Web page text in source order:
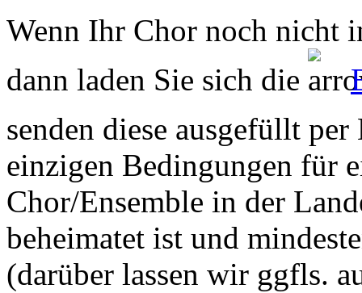
Wenn Ihr Chor noch nicht
dann laden Sie sich die
senden diese ausgefüllt
einzigen Bedingungen für
Chor/Ensemble in der
beheimatet ist und
(darüber lassen wir ggfls.